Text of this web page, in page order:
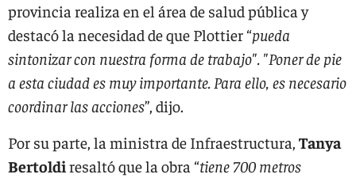
provincia realiza en el área de salud pública y
destacó la necesidad de que Plottier “pueda
sintonizar con nuestra forma de trabajo". "Poner de pie
a esta ciudad es muy importante. Para ello, es necesario
coordinar las acciones”, dijo.
Por su parte, la ministra de Infraestructura, Tanya
Bertoldiresaltó que la obra “tiene 700 metros